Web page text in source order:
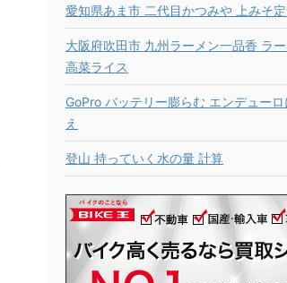
愛知県あま市 二代目かつみや 上みそ
大阪府吹田市 九州ラーメン一品香 ラー
高菜ライス
GoPro バッテリー膨らむ エンデュー
え
登山 持っていく水の量 計算